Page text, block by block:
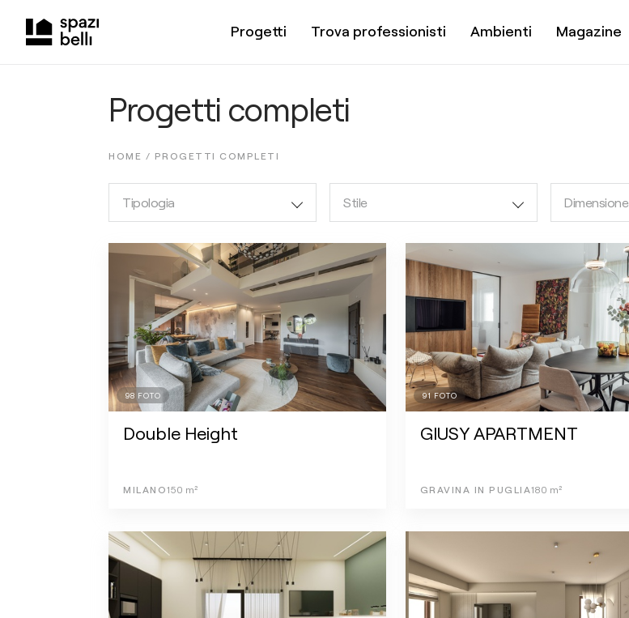
Progetti Trova professionisti Ambienti Magazine
Progetti completi
HOME / PROGETTI COMPLETI
Tipologia Stile Dimensione
98 FOTO
Double Height
MILANO150 m²
91 FOTO
GIUSY APARTMENT
GRAVINA IN PUGLIA180 m²